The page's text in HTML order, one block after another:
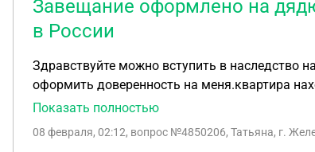
Завещание оформлено на
в России
Здравствуйте можно вступить в наследство на квартиру по завершению через 8 лет после смерти. Завещание оформлено на дядю, он живёт в Латвии,
оформить доверенность на
Показать полностью
08 февраля, 02:12, вопрос №4850206, Татьяна, г.